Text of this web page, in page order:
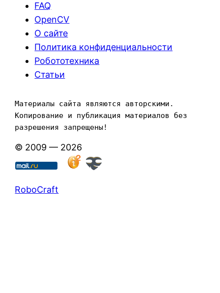
FAQ
OpenCV
О сайте
Политика конфиденциальности
Робототехника
Статьи
Материалы сайта являются авторскими.
Копирование и публикация материалов без
разрешения запрещены!
© 2009 — 2026
RoboCraft